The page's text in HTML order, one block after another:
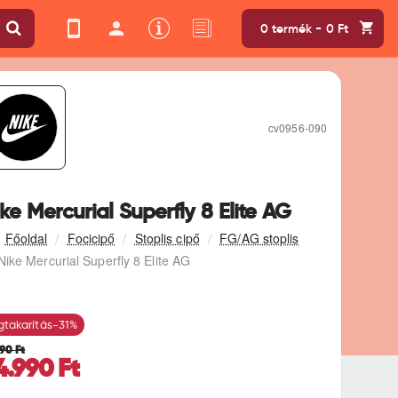
0 termék - 0 Ft
Focicipő Stoplis cipő
FG/AG stoplis
Mercurial Superfly 8 Elite AG
Mercurial Superfly 8 Elite AG
cv0956-090
-31%
Ft
Ft